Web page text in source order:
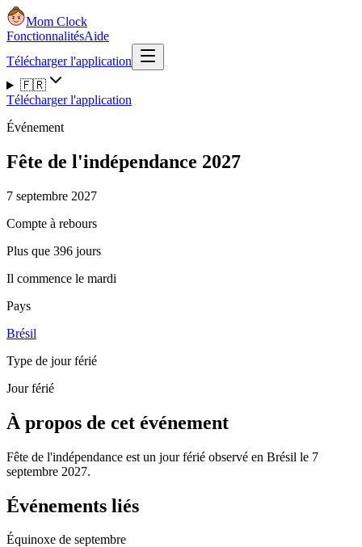
Mom Clock
FonctionnalitésAide
Télécharger l'application
🇫🇷
Télécharger l'application
Événement
Fête de l'indépendance 2027
7 septembre 2027
Compte à rebours
Plus que 396 jours
Il commence le mardi
Pays
Brésil
Type de jour férié
Jour férié
À propos de cet événement
Fête de l'indépendance est un jour férié observé en Brésil le 7
septembre 2027.
Événements liés
Équinoxe de septembre